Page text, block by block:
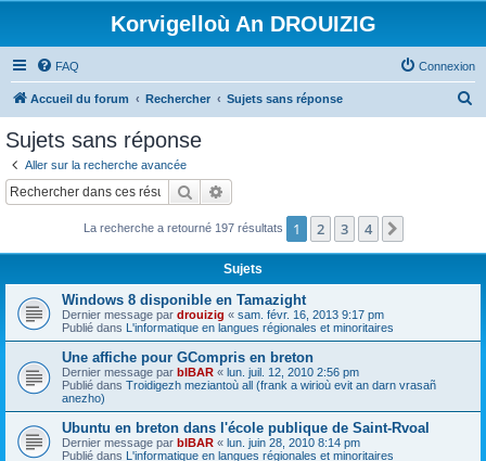
Korvigelloù An DROUIZIG
FAQ Connexion
Accueil du forum Rechercher Sujets sans réponse
c
Sujets sans réponse
Aller sur la recherche avancée
Rechercher
La recherche a retourné 197 résultats 1 2 3 4
Sujets
Windows 8 disponible en Tamazight
Dernier message par drouizig « sam. févr. 16, 2013 9:17 pm
Publié dans L'informatique en langues régionales et minoritaires
Une affiche pour GCompris en breton
Dernier message par bIBAR « lun. juil. 12, 2010 2:56 pm
Publié dans Troidigezh meziantoù all (frank a wirioù evit an darn vrasañ
anezho)
Ubuntu en breton dans l'école publique de Saint-Rvoal
Dernier message par bIBAR « lun. juin 28, 2010 8:14 pm
Publié dans L'informatique en langues régionales et minoritaires